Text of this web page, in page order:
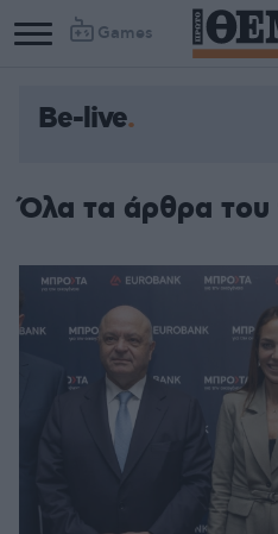
Games
Be-live
Όλα τα άρθρα